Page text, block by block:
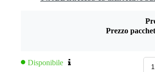
Prezzo
Disponibile